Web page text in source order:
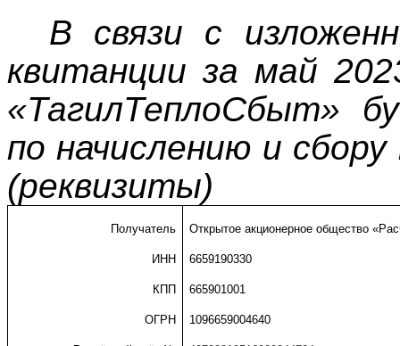
В связи с
квитанции за май
«ТагилТеплоСбыт»
по начислению и
(реквизиты)
Получатель
ИНН
КПП
ОГРН
Открытое акционерное общество
6659190330
665901001
1096659004640